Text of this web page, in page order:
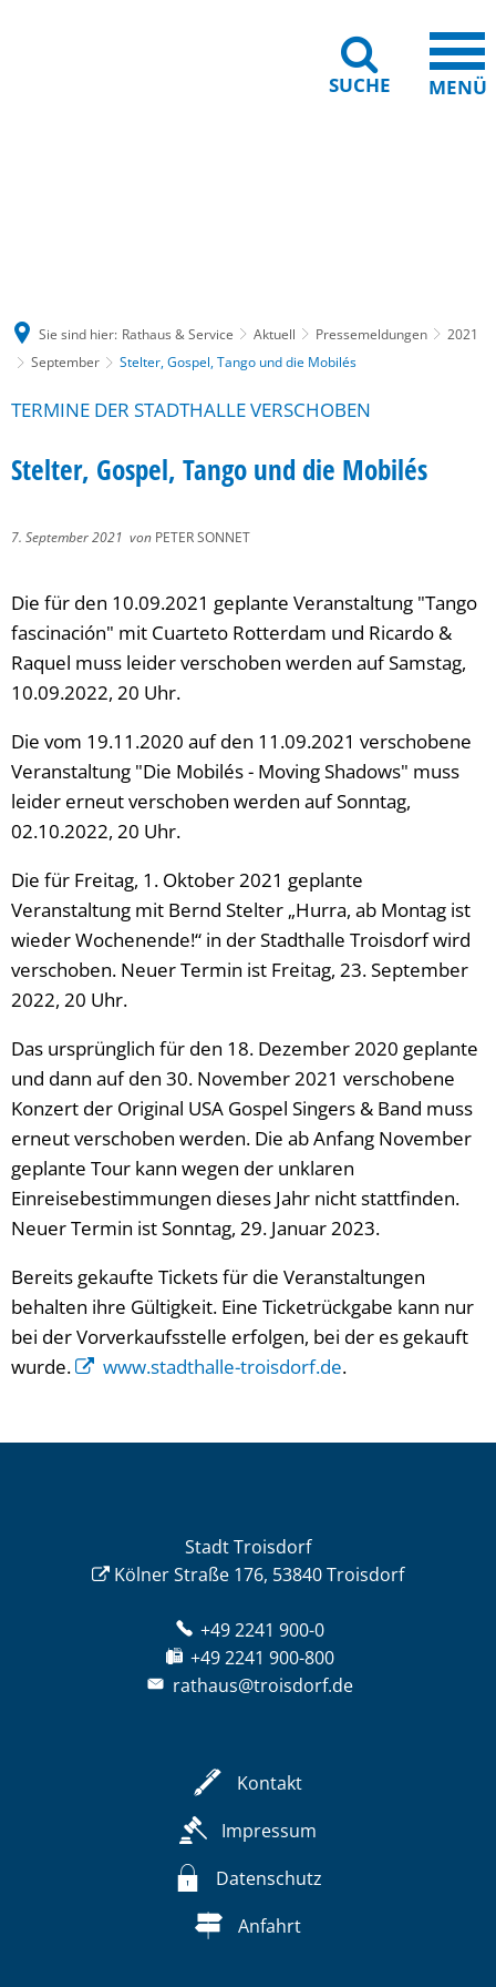
SUCHE MENÜ
Sie sind hier: Rathaus & Service Aktuell Pressemeldungen
2021
September
Stelter, Gospel, Tango und die Mobilés
TERMINE DER STADTHALLE VERSCHOBEN
Stelter, Gospel, Tango und die Mobilés
7. September 2021 von PETER SONNET
Die für den 10.09.2021 geplante Veranstaltung "Tango
fascinación" mit Cuarteto Rotterdam und Ricardo &
Raquel muss leider verschoben werden auf Samstag,
10.09.2022, 20 Uhr.
Die vom 19.11.2020 auf den 11.09.2021 verschobene
Veranstaltung "Die Mobilés - Moving Shadows" muss
leider erneut verschoben werden auf Sonntag,
02.10.2022, 20 Uhr.
Die für Freitag, 1. Oktober 2021 geplante
Veranstaltung mit Bernd Stelter „Hurra, ab Montag ist
wieder Wochenende!“ in der Stadthalle Troisdorf wird
verschoben. Neuer Termin ist Freitag, 23. September
2022, 20 Uhr.
Das ursprünglich für den 18. Dezember 2020 geplante
und dann auf den 30. November 2021 verschobene
Konzert der Original USA Gospel Singers & Band muss
erneut verschoben werden. Die ab Anfang November
geplante Tour kann wegen der unklaren
Einreisebestimmungen dieses Jahr nicht stattfinden.
Neuer Termin ist Sonntag, 29. Januar 2023.
Bereits gekaufte Tickets für die Veranstaltungen
behalten ihre Gültigkeit. Eine Ticketrückgabe kann nur
bei der Vorverkaufsstelle erfolgen, bei der es gekauft
wurde.
www.stadthalle-troisdorf.de.
Stadt Troisdorf
Kölner Straße 176, 53840 Troisdorf
+49 2241 900-0
+49 2241 900-800
rathaus@troisdorf.de
Kontakt
Impressum
Datenschutz
Anfahrt